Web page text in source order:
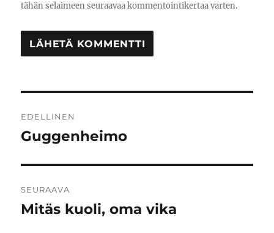
tähän selaimeen seuraavaa kommentointikertaa varten.
selaus
EDELLINEN
Edellinen
Guggenheimo
SEURAAVA
Seuraava
Mitäs kuoli, oma vika